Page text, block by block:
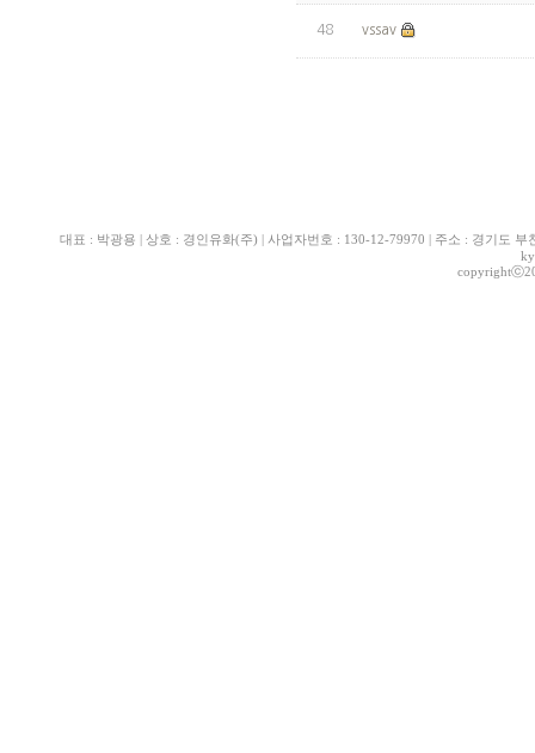
48 vssav
대표 : 박광용 | 상호 : 경인유화(주) | 사업자번호 : 130-12-79970 | 주소 : 경기도